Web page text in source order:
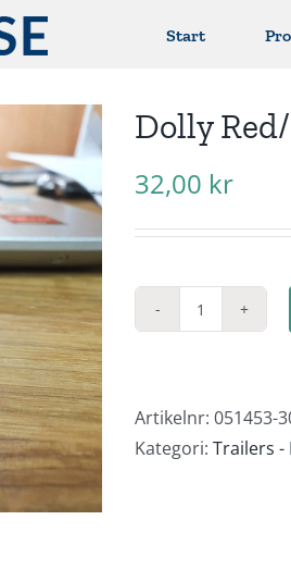
Start
Dolly
32,00 kr
Dolly
axles
mängd
Artikelnr: 051453-
Kategori: Trailers -